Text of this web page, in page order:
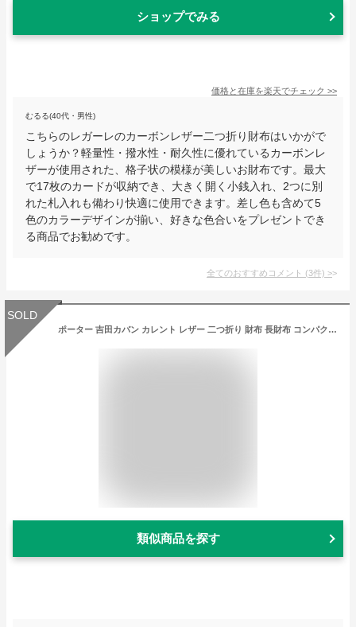
ショップでみる
価格と在庫を楽天でチェック >>
むるる(40代・男性)
こちらのレガーレのカーボンレザー二つ折り財布はいかがで
しょうか？軽量性・撥水性・耐久性に優れているカーボンレ
ザーが使用された、格子状の模様が美しいお財布です。最大
で17枚のカードが収納でき、大きく開く小銭入れ、2つに別
れた札入れも備わり快適に使用できます。差し色も含めて5
色のカラーデザインが揃い、好きな色合いをプレゼントでき
る商品でお勧めです。
全てのおすすめコメント (3件) >
SOLD
ポーター 吉田カバン カレント レザー 二つ折り 財布 長財布 コンパクト ウォレット ラウンドファスナー ブラック 黒 メンズ ECE CK1-2
類似商品を探す